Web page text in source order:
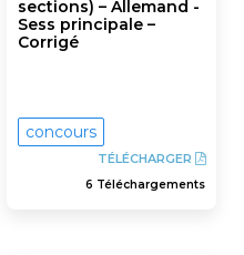
sections) – Allemand -
Sess principale –
Corrigé
concours
TÉLÉCHARGER
6 Téléchargements